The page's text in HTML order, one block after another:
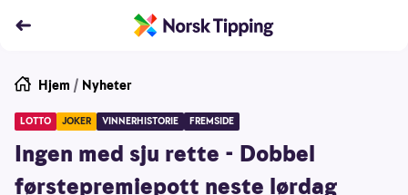
Hjem / Nyheter
LOTTO JOKER VINNERHISTORIE FREMSIDE
Ingen med sju rette - Dobbel
førstepremiepott neste lørdag